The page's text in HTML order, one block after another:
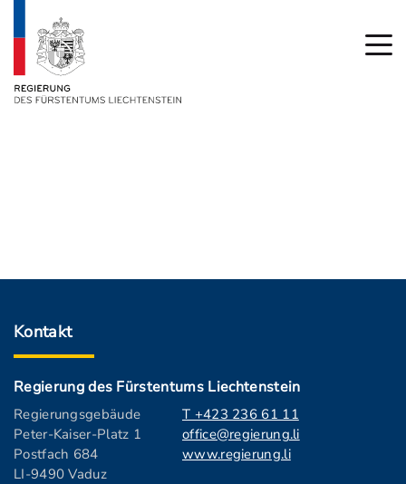
Kontakt
Regierung des Fürstentums Liechtenstein
Regierungsgebäude
Peter-Kaiser-Platz 1
Postfach 684
LI-9490 Vaduz
T +423 236 61 11
office@regierung.li
www.regierung.li